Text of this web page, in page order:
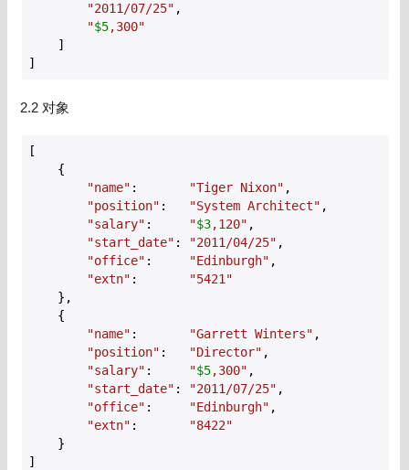
"2011/07/25" ,
"$5,300"
    ]
]
2.2 对象
[
    {
"name" : "Tiger Nixon" ,
"position" : "System Architect" ,
"salary" : "$3,120" ,
"start_date" : "2011/04/25" ,
"office" : "Edinburgh" ,
"extn" :
"5421"
    },
    {
"name" : "Garrett Winters" ,
"position" : "Director" ,
"salary" : "$5,300" ,
"start_date" : "2011/07/25" ,
"office" : "Edinburgh" ,
"extn" :
"8422"
    }
]